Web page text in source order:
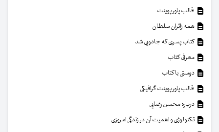
قالب پاورپوینت
همه زائران سلطان
کتاب پسری که جادویی شد
معرفی کتاب
دوستی با کتاب
قالب پاورپوینت گرافیکی
درباره محسن رضایی
تکنولوژی و اهمیت آن در زندگی امروزی